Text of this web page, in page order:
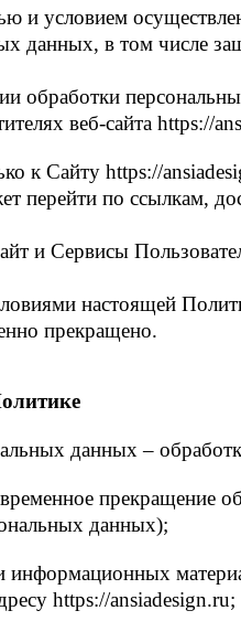
и условием
данных, в том числе
обработки
веб-сайта https://
к Сайту https://
перейти по ссылкам,
и Сервисы
настоящей
прекращено.
данных –
прекращение
данных);
информационных
https://ansiadesign.ru;